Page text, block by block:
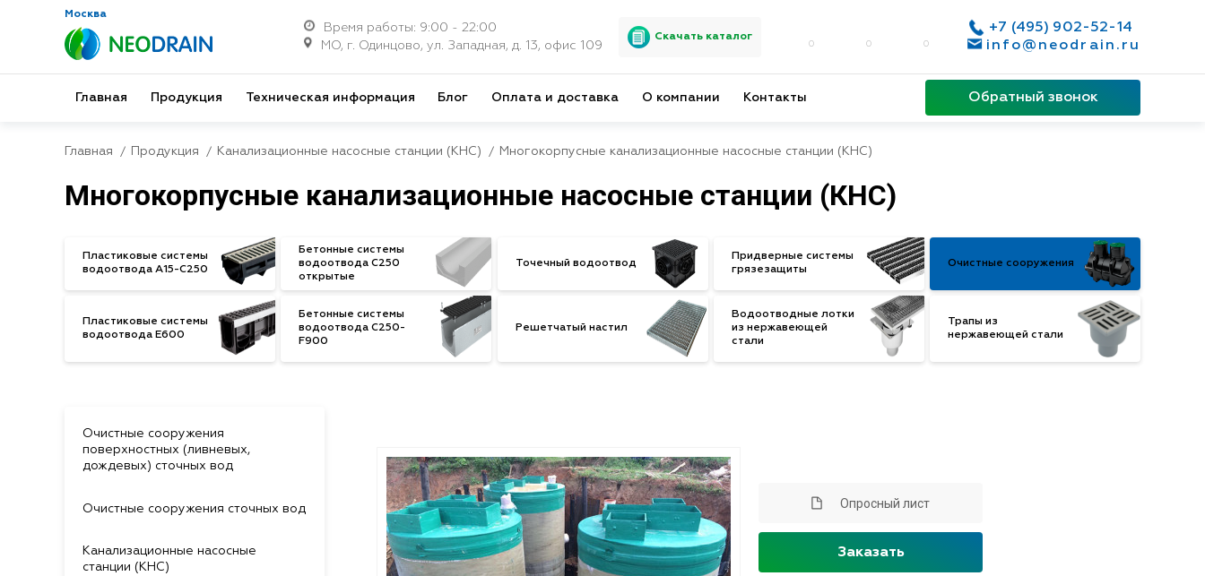
Москва
Время работы: 9:00 - 22:00
МО, г. Одинцово, ул. Западная, д. 13, офис 109
Скачать каталог
0 0 0
+7 (495) 902-52-14
info@neodrain.ru
Главная Продукция Техническая информация Блог Оплата и доставка О компании Контакты Обратный звонок
Главная Продукция Канализационные насосные станции (КНС) Многокорпусные канализационные насосные станции (КНС)
Многокорпусные канализационные насосные станции (КНС)
Пластиковые системы
водоотвода A15-C250
Бетонные системы
водоотвода С250
открытые
Точечный водоотвод
Придверные системы
грязезащиты
Очистные сооружения
Пластиковые системы
водоотвода E600
Бетонные системы
водоотвода С250-
F900
Решетчатый настил
Водоотводные лотки
из нержавеющей
стали
Трапы из
нержавеющей стали
Очистные сооружения
поверхностных (ливневых,
дождевых) сточных вод
Очистные сооружения сточных вод
Канализационные насосные
станции (КНС)
Опросный лист
Заказать